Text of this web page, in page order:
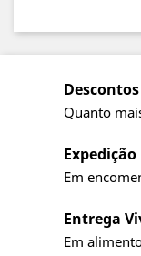
Quanto
Em
Entrega
Em